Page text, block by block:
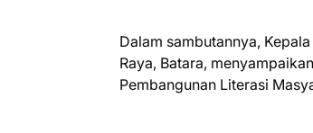
Dalam sambutannya,
Raya, Batara,
Pembangunan Literasi